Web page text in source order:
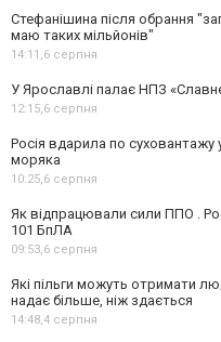
Стефанішина після обрання
маю таких мільйонів"
14:11,6 серпня
У Ярославлі палає НПЗ
12:15,6 серпня
Росія вдарила по суховантажу
моряка
10:25,6 серпня
Як відпрацювали сили ППО .
101 БпЛА
09:53,6 серпня
Які пільги можуть отримати
надає більше, ніж здається
14:48,4 серпня